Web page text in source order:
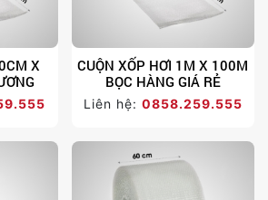
X
CUỘN XỐP HƠI 1M X 100M
BỌC HÀNG GIÁ RẺ
Liên hệ: 0858.259.555